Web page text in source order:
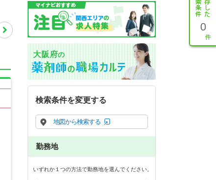
0
大阪府の
検索条件を変更する
地図から検索する
勤務地
いずれか１つの方法で勤務地を選んでください。